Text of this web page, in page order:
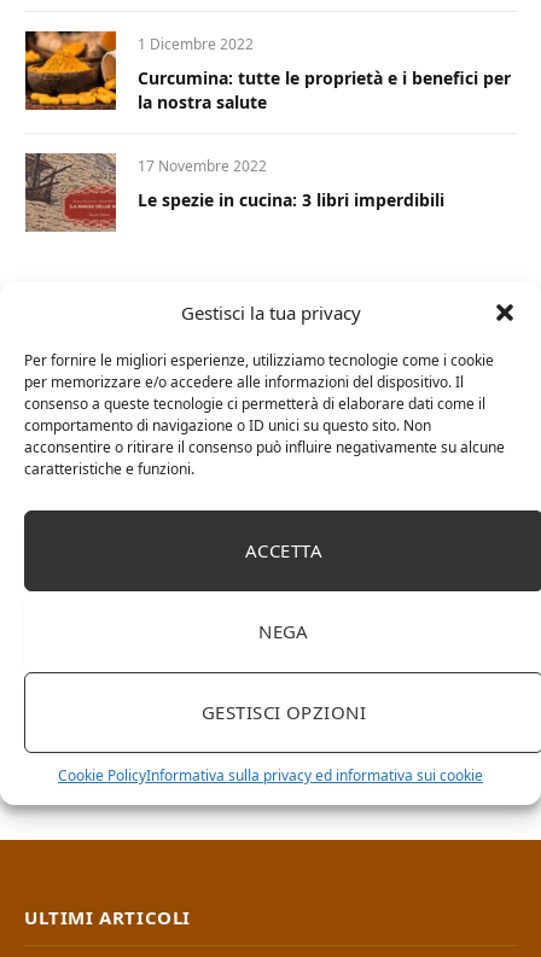
Gestisci la tua privacy
Per fornire le migliori esperienze, utilizziamo tecnologie come i cookie
per memorizzare e/o accedere alle informazioni del dispositivo. Il
consenso a queste tecnologie ci permetterà di elaborare dati come il
comportamento di navigazione o ID unici su questo sito. Non
acconsentire o ritirare il consenso può influire negativamente su alcune
caratteristiche e funzioni.
ACCETTA
NEGA
GESTISCI OPZIONI
Cookie PolicyInformativa sulla privacy ed informativa sui cookie
1 Dicembre 2022
Curcumina: tutte le proprietà e i benefici per
la nostra salute
17 Novembre 2022
Le spezie in cucina: 3 libri imperdibili
RICERCA NEL SITO
ULTIMI ARTICOLI